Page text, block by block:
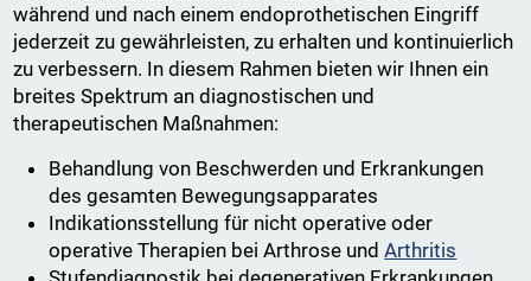
während und nach einem endoprothetischen Eingriff
jederzeit zu gewährleisten, zu erhalten und kontinuierlich
zu verbessern. In diesem Rahmen bieten wir Ihnen ein
breites Spektrum an diagnostischen und
therapeutischen Maßnahmen:
Behandlung von Beschwerden und Erkrankungen
des gesamten Bewegungsapparates
Indikationsstellung für nicht operative oder
operative Therapien bei Arthrose undArthritis